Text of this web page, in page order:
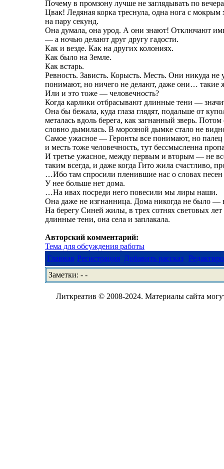
Почему в промзону лучше не заглядывать по
Цвак! Ледяная корка треснула, одна нога с
на пару секунд.
Она думала, она урод. А они знают! Отключают
— а ночью делают друг другу гадости.
Как и везде. Как на других колониях.
Как было на Земле.
Как встарь.
Ревность. Зависть. Корысть. Месть. Они никуда
понимают, но ничего не делают, даже они… такие
Или и это тоже — человечность?
Когда карлики отбрасывают длинные тени —
Она бы бежала, куда глаза глядят, подальше от
металась вдоль берега, как загнанный зверь.
словно дымилась. В морозной дымке стало не
Самое ужасное — Геронты все понимают, но палец
и месть тоже человечность, тут бессмысленна
И третье ужасное, между первым и вторым — не
таким всегда, и даже когда Гито жила счастливо,
…Ибо там спросили пленившие нас о словах
У нее больше нет дома.
…На ивах посреди него повесили мы лиры наши.
Она даже не изгнанница. Дома никогда не было —
На берегу Синей жилы, в трех сотнях световых
длинные тени, она села и заплакала.
Авторский комментарий:
Тема для обсуждения работы
Главная Регистрация Добавить рассказ
Заметки: - -
Литкреатив © 2008-2024. Материалы сайта